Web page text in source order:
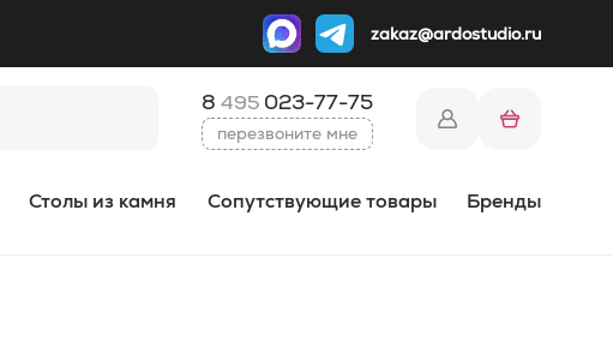
zakaz@ardostudio.ru
8 495 023-77-75
перезвоните мне
Столы из камня Сопутствующие товары Бренды